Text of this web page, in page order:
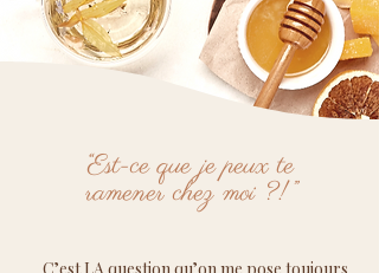
C’est LA question qu’on me pose toujours
“Est-ce que je peux te
ramener chez moi ?!”​